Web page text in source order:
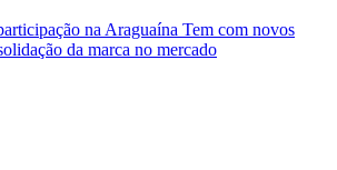
na Araguaína Tem com novos
da marca no mercado